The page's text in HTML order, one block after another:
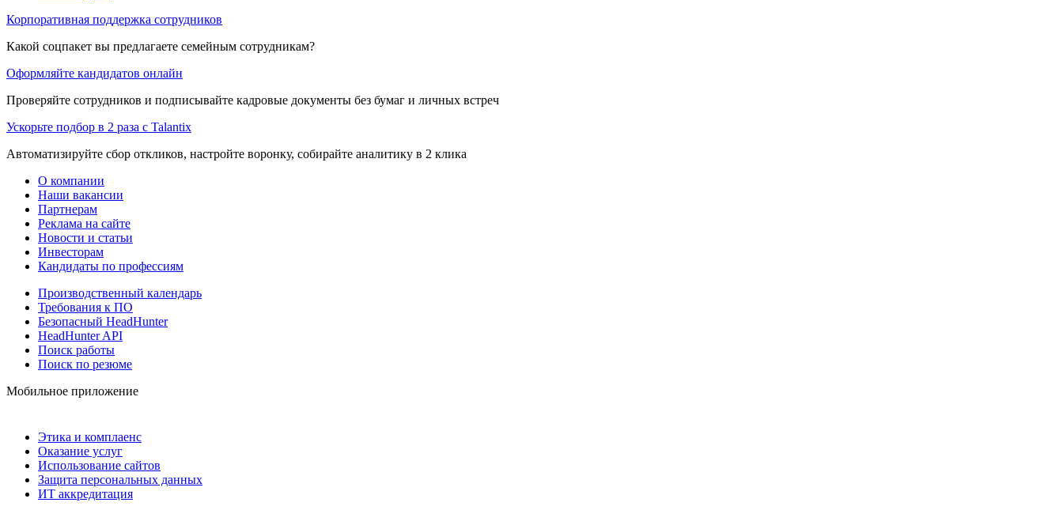
Корпоративная поддержка сотрудников
Какой соцпакет вы предлагаете семейным сотрудникам?
Оформляйте кандидатов онлайн
Проверяйте сотрудников и подписывайте кадровые документы без бумаг и личных встреч
Ускорьте подбор в 2 раза с Talantix
Автоматизируйте сбор откликов, настройте воронку, собирайте аналитику в 2 клика
О компании
Наши вакансии
Партнерам
Реклама на сайте
Новости и статьи
Инвесторам
Кандидаты по профессиям
Производственный календарь
Требования к ПО
Безопасный HeadHunter
HeadHunter API
Поиск работы
Поиск по резюме
Мобильное приложение
Этика и комплаенс
Оказание услуг
Использование сайтов
Защита персональных данных
ИТ аккредитация